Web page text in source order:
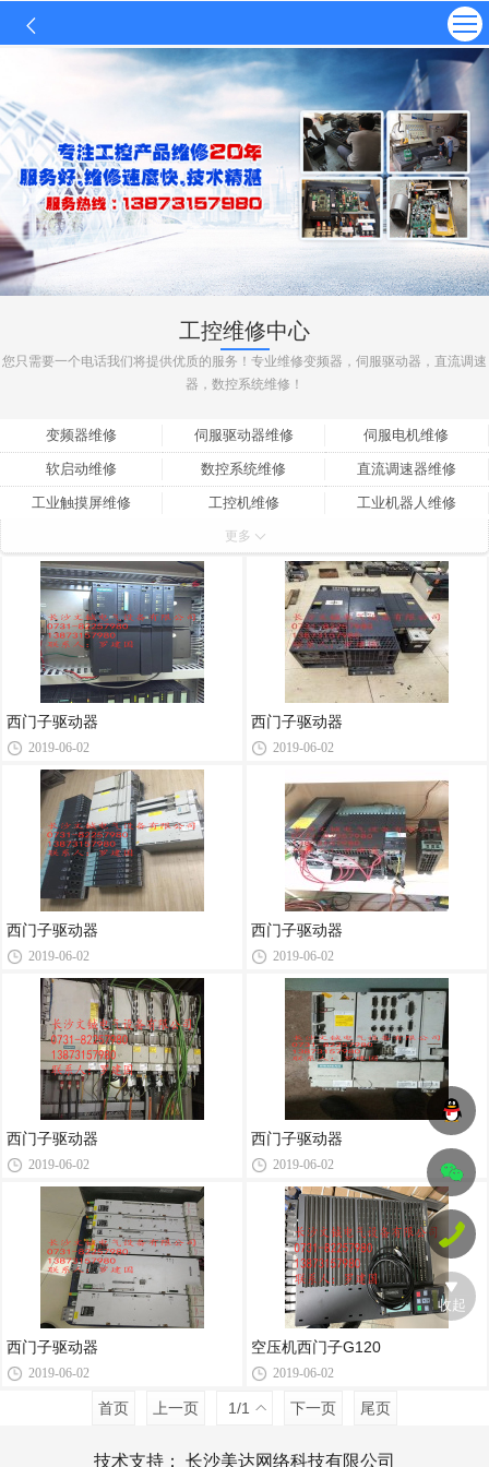
工控维修中心
您只需要一个电话我们将提供优质的服务！专业维修变频器，伺服驱动器，直流调速
器，数控系统维修！
变频器维修 伺服驱动器维修 伺服电机维修
软启动维修 数控系统维修 直流调速器维修
工业触摸屏维修 工控机维修 工业机器人维修
PLC维修
全国维修点 进口变频器回收 控制器维修
发那科伺服驱动器维修 高压变频器维修 软启动器维修
电源模块维修 ccu系统维修 CNC系统维修
三菱伺服维修 松下伺服维修 安川伺服维修
半导体维修 射频电源维修
更多
西门子驱动器
2019-06-02
西门子驱动器
2019-06-02
西门子驱动器
2019-06-02
西门子驱动器
2019-06-02
西门子驱动器
2019-06-02
西门子驱动器
2019-06-02
西门子驱动器
2019-06-02
空压机西门子G120
2019-06-02
首页 上一页 1/1 下一页 尾页
收起
技术支持： 长沙美达网络科技有限公司